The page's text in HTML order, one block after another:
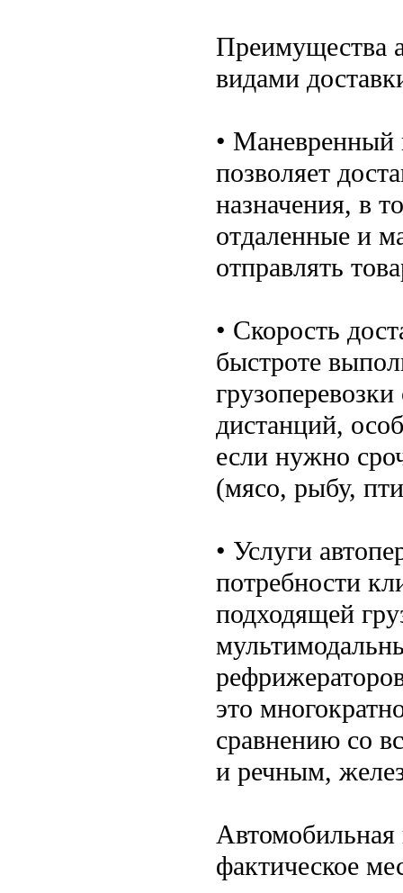
Преимущества
видами
• Маневренный
позволяет
назначения, в
отдаленные и
отправлять
• Скорость
быстроте
дистанций,
если нужно
(мясо, рыбу,
• Услуги
потребности
подходящей
это
сравнению со
и речным,
Автомобильная
фактическое